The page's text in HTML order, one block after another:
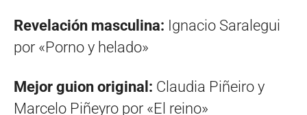
Revelación masculina: Ignacio Saralegui
por «Porno y helado»
Mejor guion original: Claudia Piñeiro y
Marcelo Piñeyro por «El reino»